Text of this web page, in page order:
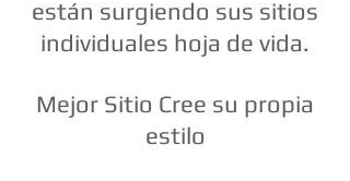
están surgiendo sus sitios
individuales hoja de vida.
Mejor Sitio Cree su propia
estilo